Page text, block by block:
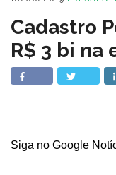
Cadastro
R$ 3 bi na
Siga no Google